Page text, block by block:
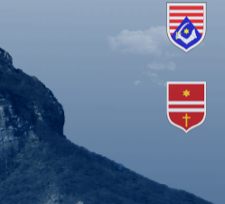
sva prava pridržana.